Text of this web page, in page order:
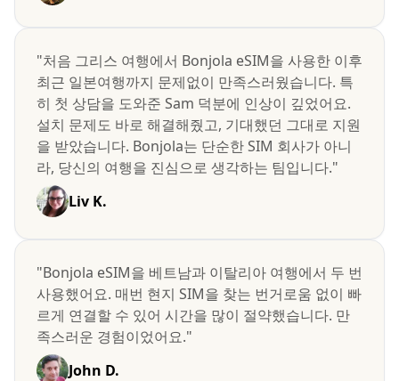
"처음 그리스 여행에서 Bonjola eSIM을 사용한 이후
최근 일본여행까지 문제없이 만족스러웠습니다. 특
히 첫 상담을 도와준 Sam 덕분에 인상이 깊었어요.
설치 문제도 바로 해결해줬고, 기대했던 그대로 지원
을 받았습니다. Bonjola는 단순한 SIM 회사가 아니
라, 당신의 여행을 진심으로 생각하는 팀입니다."
Liv K.
"Bonjola eSIM을 베트남과 이탈리아 여행에서 두 번
사용했어요. 매번 현지 SIM을 찾는 번거로움 없이 빠
르게 연결할 수 있어 시간을 많이 절약했습니다. 만
족스러운 경험이었어요."
John D.